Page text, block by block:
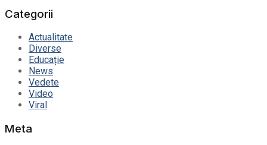
Categorii
Actualitate
Diverse
Educație
News
Vedete
Video
Viral
Meta